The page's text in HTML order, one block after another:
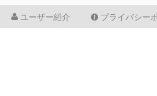
ユーザー紹介 プライバシー